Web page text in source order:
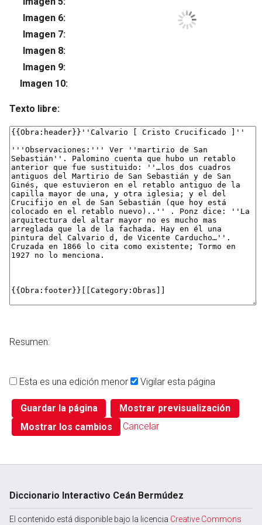
Imagen 6:
Imagen 7:
Imagen 8:
Imagen 9:
Imagen 10:
Texto libre:
Resumen:
Esta es una edición menor Vigilar esta página
Cancelar
Diccionario Interactivo Ceán Bermúdez
El contenido está disponible bajo la licencia Creative Commons